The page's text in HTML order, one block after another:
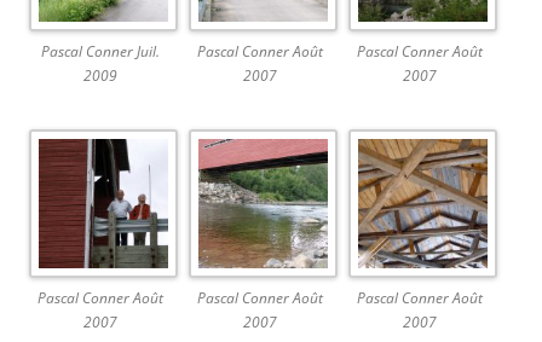
Pascal Conner Juil.
2009
Pascal Conner Août
2007
Pascal Conner Août
2007
Pascal Conner Août
2007
Pascal Conner Août
2007
Pascal Conner Août
2007